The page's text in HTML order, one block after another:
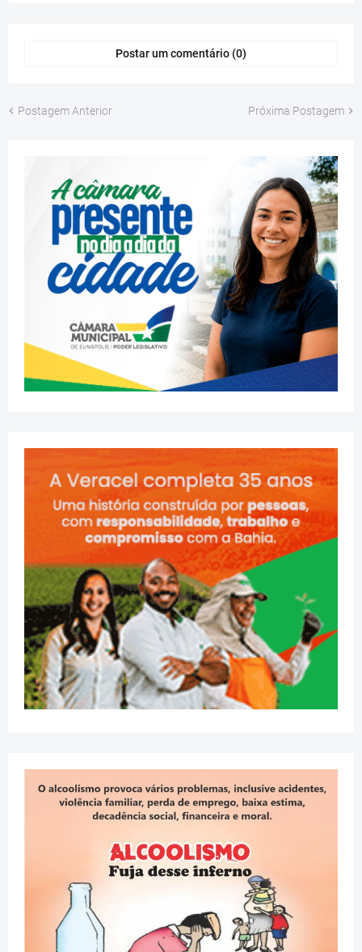
Postar um comentário (0)
Postagem Anterior Próxima Postagem